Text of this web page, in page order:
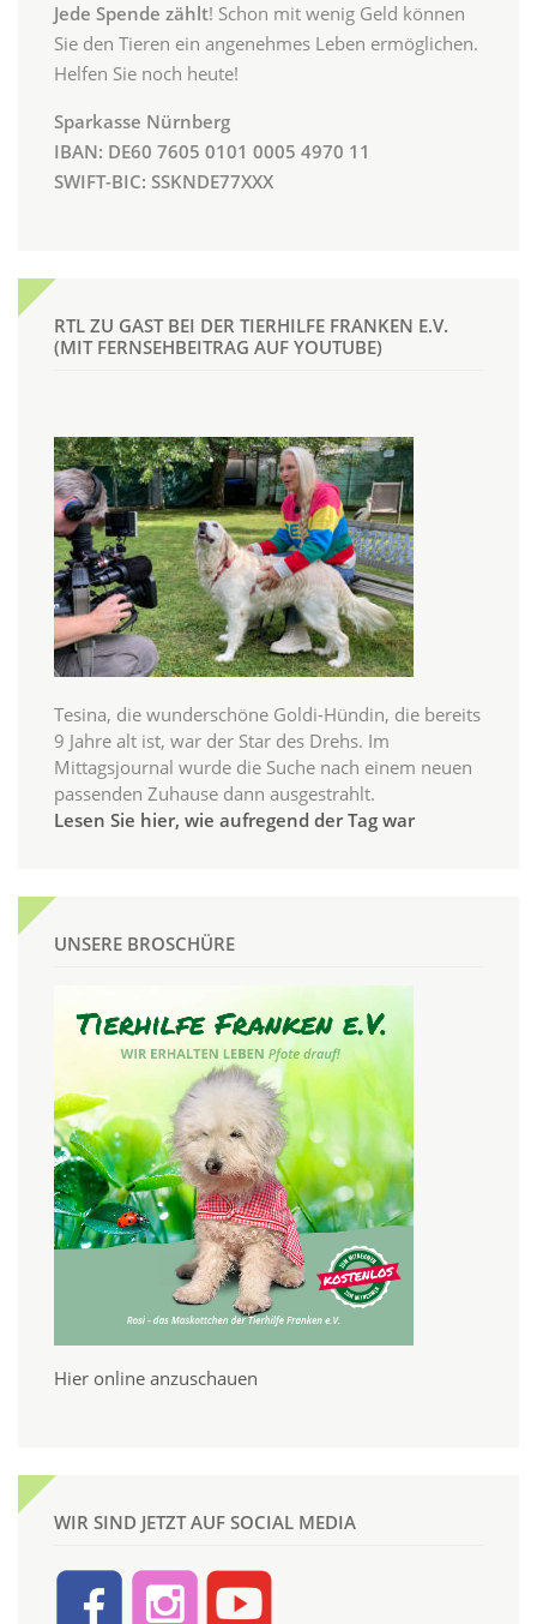
Jede Spende zählt! Schon mit wenig Geld können
Sie den Tieren ein angenehmes Leben ermöglichen.
Helfen Sie noch heute!
Sparkasse Nürnberg
IBAN: DE60 7605 0101 0005 4970 11
SWIFT-BIC: SSKNDE77XXX
RTL ZU GAST BEI DER TIERHILFE FRANKEN E.V.
(MIT FERNSEHBEITRAG AUF YOUTUBE)
Tesina, die wunderschöne Goldi-Hündin, die bereits
9 Jahre alt ist, war der Star des Drehs. Im
Mittagsjournal wurde die Suche nach einem neuen
passenden Zuhause dann ausgestrahlt.
Lesen Sie hier, wie aufregend der Tag war
UNSERE BROSCHÜRE
Hier online anzuschauen
WIR SIND JETZT AUF SOCIAL MEDIA